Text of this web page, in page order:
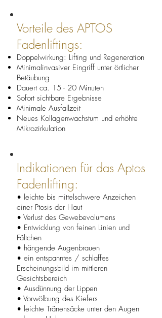
Vorteile des APTOS
Fadenliftings:
Doppelwirkung: Lifting und Regeneration
Minimalinvasiver Eingriff unter örtlicher
Betäubung
Dauert ca. 15 - 20 Minuten
Sofort sichtbare Ergebnisse
Minimale Ausfallzeit
Neues Kollagenwachstum und erhöhte
Mikrozirkulation
Indikationen für das Aptos
Fadenlifting:
• leichte bis mittelschwere Anzeichen
einer Ptosis der Haut
• Verlust des Gewebevolumens
• Entwicklung von feinen Linien und
Fältchen
• hängende Augenbrauen
• ein entspanntes / schlaffes
Erscheinungsbild im mittleren
Gesichtsbereich
• Ausdünnung der Lippen
• Vorwölbung des Kiefers
• leichte Tränensäcke unter den Augen